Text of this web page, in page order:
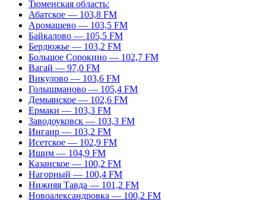
Тюменская область:
Абатское — 103,8 FM
Аромашево — 103,5 FM
Байкалово — 105,5 FM
Бердюжье — 103,2 FM
Большое Сорокино — 102,7 FM
Вагай — 97,0 FM
Викулово — 103,6 FM
Голышманово — 105,4 FM
Демьянское — 102,6 FM
Ермаки — 103,3 FM
Заводоуковск — 103,3 FM
Ингаир — 103,2 FM
Исетское — 102,9 FM
Ишим — 104,9 FM
Казанское — 100,2 FM
Нагорный — 100,4 FM
Нижняя Тавда — 101,2 FM
Новоалександровка — 100,2 FM